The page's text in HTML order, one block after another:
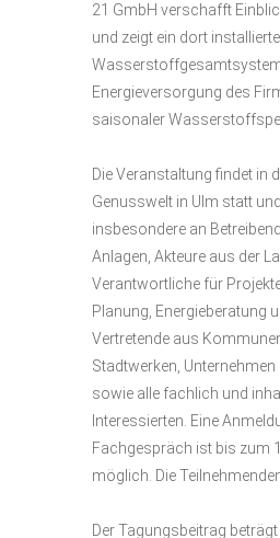
21 GmbH verschafft
und zeigt ein dort
Energieversorgung des
saisonaler
Die Veranstaltung findet in
Genusswelt in Ulm statt
insbesondere an
Anlagen, Akteure aus der
Verantwortliche für
Planung, Energieberatung
Vertretende aus
Stadtwerken, Unternehmen
sowie alle fachlich und
Interessierten. Eine
Fachgespräch ist bis zum
möglich. Die
Der Tagungsbeitrag beträgt